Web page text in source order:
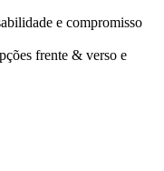
e compromisso
frente & verso e